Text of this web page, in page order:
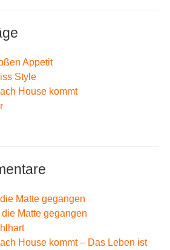
Appetit
Style
House kommt
Matte gegangen
die Matte gegangen
House kommt – Das Leben ist